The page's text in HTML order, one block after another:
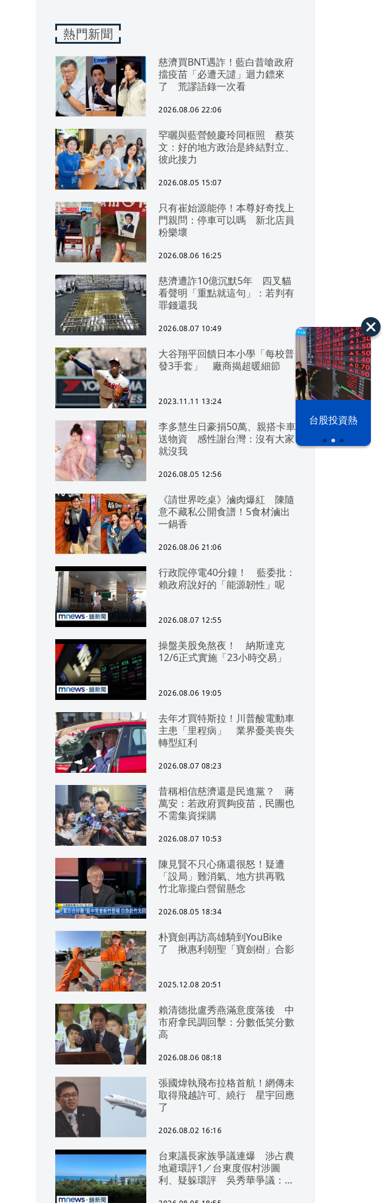
漢光42演習 台股投資熱
熱門新聞
慈濟買BNT遇詐！藍白昔嗆政府
擋疫苗「必遭天譴」迴力鏢來
了 荒謬語錄一次看
2026.08.06 22:06
罕曬與藍營饒慶玲同框照 蔡英
文：好的地方政治是終結對立、
彼此接力
2026.08.05 15:07
只有崔始源能停！本尊好奇找上
門親問：停車可以嗎 新北店員
粉樂壞
2026.08.06 16:25
慈濟遭詐10億沉默5年 四叉貓
看聲明「重點就這句」：若判有
罪錢還我
2026.08.07 10:49
大谷翔平回饋日本小學「每校普
發3手套」 廠商揭超暖細節
2023.11.11 13:24
李多慧生日豪捐50萬、親搭卡車
送物資 感性謝台灣：沒有大家
就沒我
2026.08.05 12:56
《請世界吃桌》滷肉爆紅 陳隨
意不藏私公開食譜！5食材滷出
一鍋香
2026.08.06 21:06
行政院停電40分鐘！ 藍委批：
賴政府說好的「能源韌性」呢
2026.08.07 12:55
操盤美股免熬夜！ 納斯達克
12/6正式實施「23小時交易」
2026.08.06 19:05
去年才買特斯拉！川普酸電動車
主患「里程病」 業界憂美喪失
轉型紅利
2026.08.07 08:23
昔稱相信慈濟還是民進黨？ 蔣
萬安：若政府買夠疫苗，民團也
不需集資採購
2026.08.07 10:53
陳見賢不只心痛還很怒！疑遭
「設局」難消氣、地方拱再戰
竹北靠攏白營留懸念
2026.08.05 18:34
朴寶劍再訪高雄騎到YouBike
了 揪惠利朝聖「寶劍樹」合影
2025.12.08 20:51
賴清德批盧秀燕滿意度落後 中
市府拿民調回擊：分數低笑分數
高
2026.08.06 08:18
張國煒執飛布拉格首航！網傳未
取得飛越許可、繞行 星宇回應
了
2026.08.02 16:16
台東議長家族爭議連爆 涉占農
地避環評1／台東度假村涉圖
利、疑躲環評 吳秀華爭議：概